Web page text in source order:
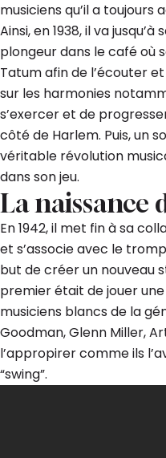
musiciens qu’il a toujours
Ainsi, en 1938, il va
plongeur dans le café où
Tatum afin de l’écouter
sur les harmonies
s’exercer et de
côté de Harlem. Puis, un
véritable révolution
dans son jeu.
La naissance
En 1942, il met fin à sa
et s’associe avec le
but de créer un nouveau
premier était de jouer
musiciens blancs de la
Goodman, Glenn Miller,
l’appropirer comme ils
“swing”.